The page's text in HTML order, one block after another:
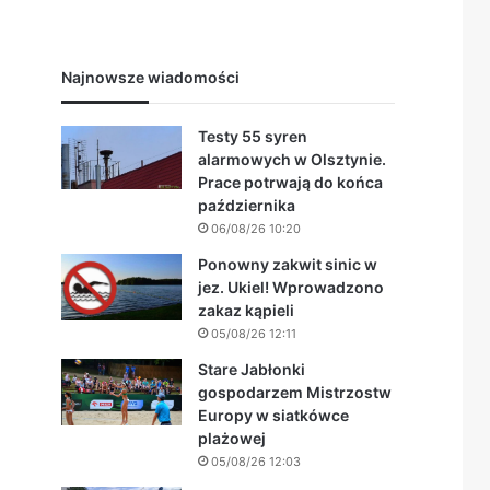
Najnowsze wiadomości
Testy 55 syren
alarmowych w Olsztynie.
Prace potrwają do końca
października
06/08/26 10:20
Ponowny zakwit sinic w
jez. Ukiel! Wprowadzono
zakaz kąpieli
05/08/26 12:11
Stare Jabłonki
gospodarzem Mistrzostw
Europy w siatkówce
plażowej
05/08/26 12:03